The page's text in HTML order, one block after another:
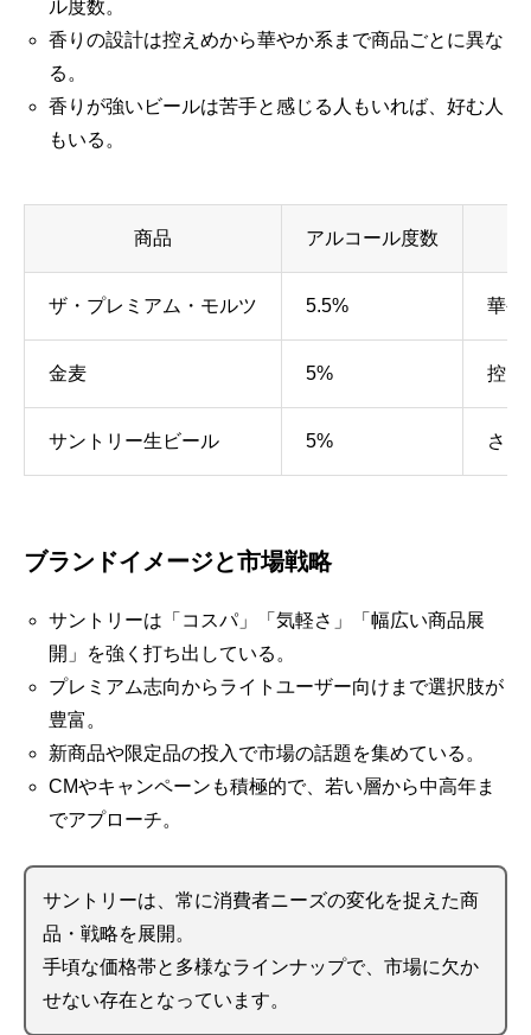
ル度数。
香りの設計は控えめから華やか系まで商品ごとに異な
る。
香りが強いビールは苦手と感じる人もいれば、好む人
もいる。
商品 アルコール度数
ザ・プレミアム・モルツ 5.5% 華や
金麦 5% 控え
サントリー生ビール 5% さっ
ブランドイメージと市場戦略
サントリーは「コスパ」「気軽さ」「幅広い商品展
開」を強く打ち出している。
プレミアム志向からライトユーザー向けまで選択肢が
豊富。
新商品や限定品の投入で市場の話題を集めている。
CMやキャンペーンも積極的で、若い層から中高年ま
でアプローチ。
サントリーは、常に消費者ニーズの変化を捉えた商
品・戦略を展開。
手頃な価格帯と多様なラインナップで、市場に欠か
せない存在となっています。